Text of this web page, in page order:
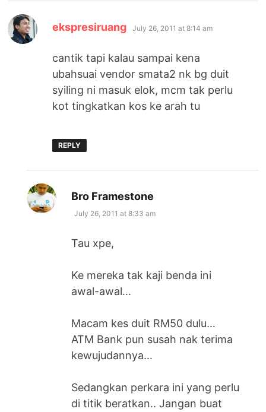
ekspresiruang says:
July 26, 2011 at 8:14 am
cantik tapi kalau sampai kena
ubahsuai vendor smata2 nk bg duit
syiling ni masuk elok, mcm tak perlu
kot tingkatkan kos ke arah tu
REPLY
Bro Framestone
July 26, 2011 at 8:33 am
Tau xpe,
Ke mereka tak kaji benda ini
awal-awal…
Macam kes duit RM50 dulu…
ATM Bank pun susah nak terima
kewujudannya…
Sedangkan perkara ini yang perlu
di titik beratkan.. Jangan buat